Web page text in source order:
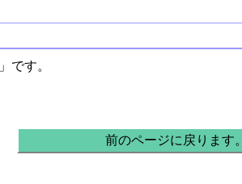
です。
前のページに戻ります。